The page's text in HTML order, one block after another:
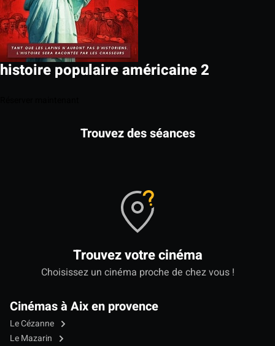
histoire populaire américaine 2
Trouvez des séances
Trouvez votre cinéma
Choisissez un cinéma proche de chez vous !
Cinémas à Aix en provence
Le Cézanne
Le Mazarin